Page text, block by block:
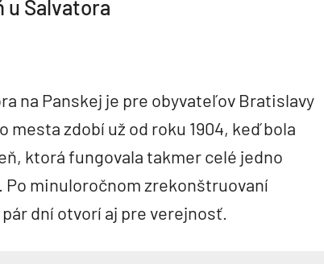
u Salvatora
na Panskej je pre obyvateľov Bratislavy
mesta zdobí už od roku 1904, keď bola
ktorá fungovala takmer celé jedno
Po minuloročnom zrekonštruovaní
dní otvorí aj pre verejnosť.